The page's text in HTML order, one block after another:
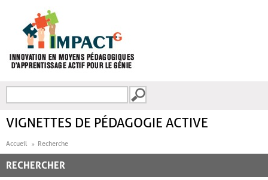
FORMULAIRE DE
VIGNETTES DE PÉDAGOGIE ACTIVE
Accueil Recherche
RECHERCHER